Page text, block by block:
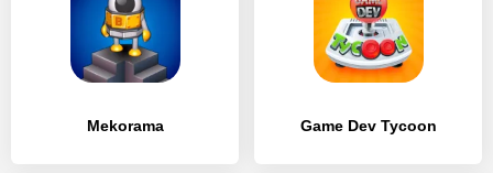
Mekorama Game Dev Tycoon